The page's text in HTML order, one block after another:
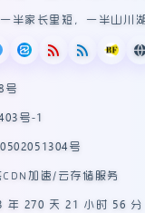
半家长里短，一半山川
号
号-1
号
CDN加速/云存储服务
年 270 天 21 小时 56 分